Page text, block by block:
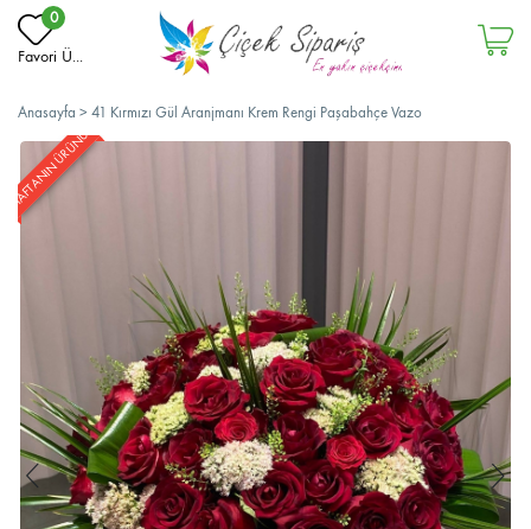
0
Favori Ü...
Anasayfa > 41 Kırmızı Gül Aranjmanı Krem Rengi Paşabahçe Vazo
HAFTANIN ÜRÜNÜ